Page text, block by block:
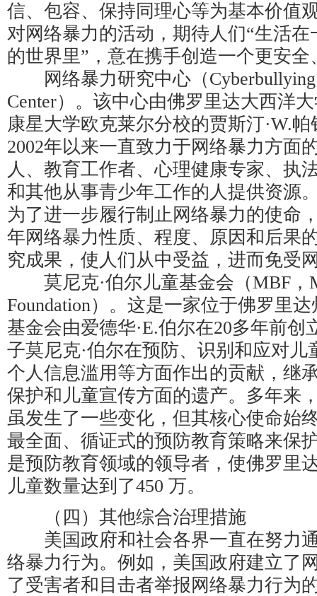
信、包容、保持同理心等为基本价值
对网络暴力的活动，期待人们“生活
的世界里”，意在携手创造一个更安
网络暴力研究中心（Cyberbullying
Center）。该中心由佛罗里达大西洋
康星大学欧克莱尔分校的贾斯汀·W.
2002年以来一直致力于网络暴力方面
人、教育工作者、心理健康专家、执
和其他从事青少年工作的人提供资源
为了进一步履行制止网络暴力的使命
年网络暴力性质、程度、原因和后果
究成果，使人们从中受益，进而免受
莫尼克·伯尔儿童基金会（MBF，
Foundation）。这是一家位于佛罗里
基金会由爱德华·E.伯尔在20多年前创
子莫尼克·伯尔在预防、识别和应对儿
个人信息滥用等方面作出的贡献，继
保护和儿童宣传方面的遗产。多年来
虽发生了一些变化，但其核心使命始
最全面、循证式的预防教育策略来保
是预防教育领域的领导者，使佛罗里
儿童数量达到了450 万。
（四）其他综合治理措施
美国政府和社会各界一直在努力
络暴力行为。例如，美国政府建立了
了受害者和目击者举报网络暴力行为